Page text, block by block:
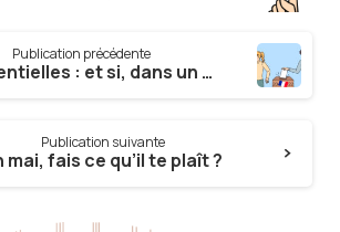
Publication précédente
Présidentielles : et si, dans un mois, personne n’allait voter ?
Publication suivante
mai, fais ce qu’il te plaît ?